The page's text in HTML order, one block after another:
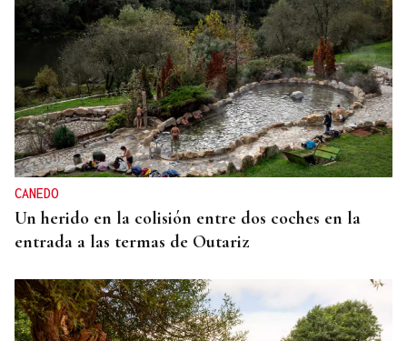
CANEDO
Un herido en la colisión entre dos coches en la
entrada a las termas de Outariz